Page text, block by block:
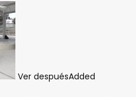
Ver despuésAdded